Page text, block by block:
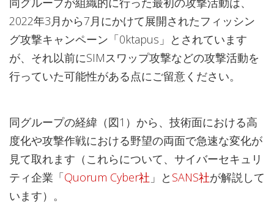
2022年3月から7月にかけて展開されたフィッシン
グ攻撃キャンペーン「0ktapus」とされています
が、それ以前にSIMスワップ攻撃などの攻撃活動を
行っていた可能性がある点にご留意ください。
同グループの経緯（図1）から、技術面における高
度化や攻撃作戦における野望の両面で急速な変化が
見て取れます（これらについて、サイバーセキュリ
ティ企業「Quorum Cyber社 」と SANS社が解説して
います）。